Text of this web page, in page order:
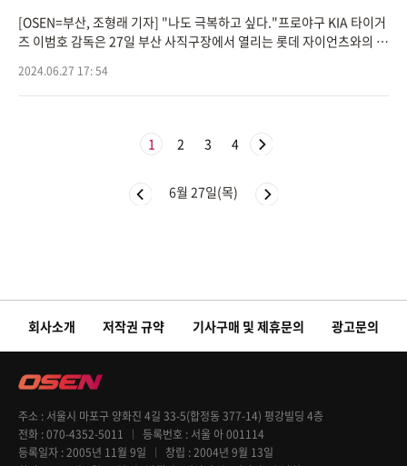
[OSEN=부산, 조형래 기자] "나도 극복하고 싶다."프로야구 KIA 타이거
즈 이범호 감독은 27일 부산 사직구장에서 열리는 롯데 자이언츠와의 경
을 했다.K
2024.06.27 17: 54
1 2 3 4
6월 27일(목)
회사소개 저작권 규약 기사구매 및 제휴문의 광고문의
주소
서울시 마포구 양화진 4길 33-5(합정동 377-14) 평강빌딩 4층
전화 070-4352-5011 등록번호
서울 아 001114
등록일자 2005년 11월 9일 창립 2004년 9월 13일